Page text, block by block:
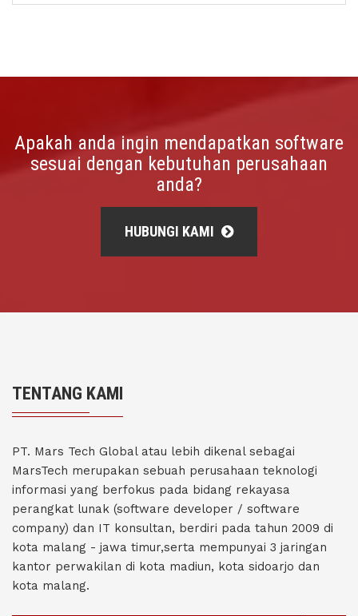
Apakah anda ingin mendapatkan software
sesuai dengan kebutuhan perusahaan
anda?
HUBUNGI KAMI
TENTANG KAMI
PT. Mars Tech Global atau lebih dikenal sebagai
MarsTech merupakan sebuah perusahaan teknologi
informasi yang berfokus pada bidang rekayasa
perangkat lunak (software developer / software
company) dan IT konsultan, berdiri pada tahun 2009 di
kota malang - jawa timur,serta mempunyai 3 jaringan
kantor perwakilan di kota madiun, kota sidoarjo dan
kota malang.